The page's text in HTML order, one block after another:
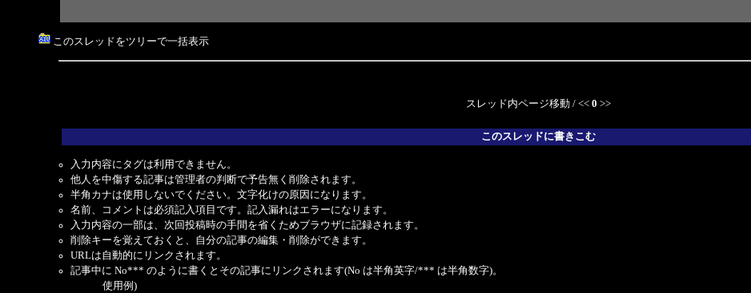
このスレッドをツリーで一括表示
スレッド内ページ移動 / << 0 >>
このスレッドに書きこむ
入力内容にタグは利用できません。
他人を中傷する記事は管理者の判断で予告無く削除されます。
半角カナは使用しないでください。文字化けの原因になります。
名前、コメントは必須記入項目です。記入漏れはエラーになります。
入力内容の一部は、次回投稿時の手間を省くためブラウザに記録されます。
削除キーを覚えておくと、自分の記事の編集・削除ができます。
URLは自動的にリンクされます。
記事中に No*** のように書くとその記事にリンクされます(No は半角英字/*** は半角数字)。
使用例)